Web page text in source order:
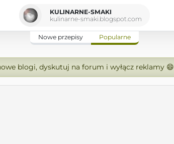
KULINARNE-SMAKI
kulinarne-smaki.blogspot.com
Nowe przepisy Popularne
blogi, dyskutuj na forum i wyłącz reklamy 😄